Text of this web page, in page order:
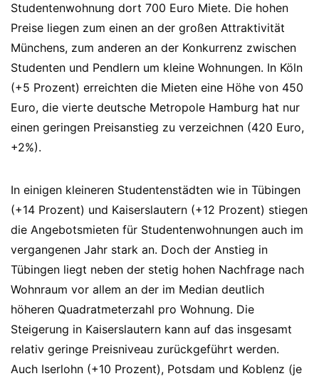
Studentenwohnung dort 700 Euro Miete. Die hohen
Preise liegen zum einen an der großen Attraktivität
Münchens, zum anderen an der Konkurrenz zwischen
Studenten und Pendlern um kleine Wohnungen. In Köln
(+5 Prozent) erreichten die Mieten eine Höhe von 450
Euro, die vierte deutsche Metropole Hamburg hat nur
einen geringen Preisanstieg zu verzeichnen (420 Euro,
+2%).
In einigen kleineren Studentenstädten wie in Tübingen
(+14 Prozent) und Kaiserslautern (+12 Prozent) stiegen
die Angebotsmieten für Studentenwohnungen auch im
vergangenen Jahr stark an. Doch der Anstieg in
Tübingen liegt neben der stetig hohen Nachfrage nach
Wohnraum vor allem an der im Median deutlich
höheren Quadratmeterzahl pro Wohnung. Die
Steigerung in Kaiserslautern kann auf das insgesamt
relativ geringe Preisniveau zurückgeführt werden.
Auch Iserlohn (+10 Prozent), Potsdam und Koblenz (je